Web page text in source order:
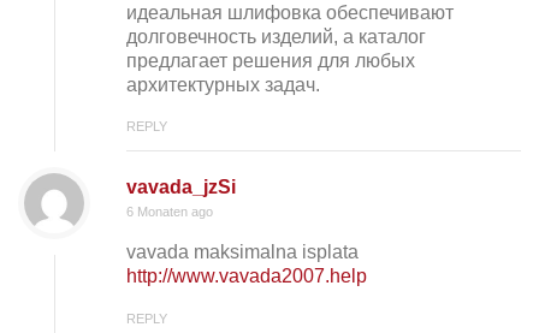
идеальная шлифовка обеспечивают
долговечность изделий, а каталог
предлагает решения для любых
архитектурных задач.
REPLY
vavada_jzSi
6 Monaten ago
vavada maksimalna isplata
http://www.vavada2007.help
REPLY